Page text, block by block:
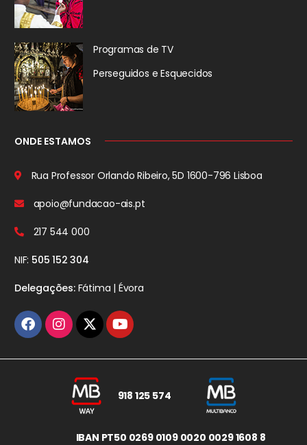
Programas de TV
Perseguidos e Esquecidos
ONDE ESTAMOS
Rua Professor Orlando Ribeiro, 5D 1600-796 Lisboa
apoio@fundacao-ais.pt
217 544 000
NIF: 505 152 304
Delegações:Fátima | Évora
918 125 574
IBAN PT50 0269 0109 0020 0029 1608 8